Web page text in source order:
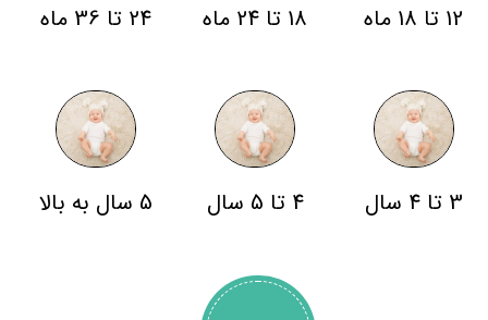
12 تا 18 ماه 18 تا 24 ماه 24 تا 36 ماه
3 تا 4 سال 4 تا 5 سال 5 سال به بالا